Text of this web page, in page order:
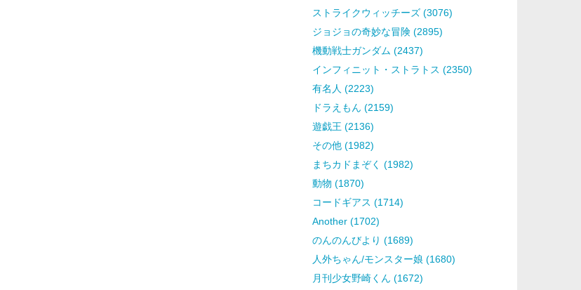
ストライクウィッチーズ (3076)
ジョジョの奇妙な冒険 (2895)
機動戦士ガンダム (2437)
インフィニット・ストラトス (2350)
有名人 (2223)
ドラえもん (2159)
遊戯王 (2136)
その他 (1982)
まちカドまぞく (1982)
動物 (1870)
コードギアス (1714)
Another (1702)
のんのんびより (1689)
人外ちゃん/モンスター娘 (1680)
月刊少女野崎くん (1672)